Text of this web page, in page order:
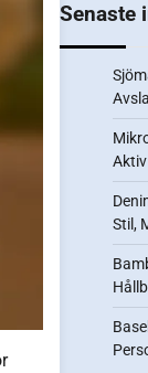
Senaste
Stil,